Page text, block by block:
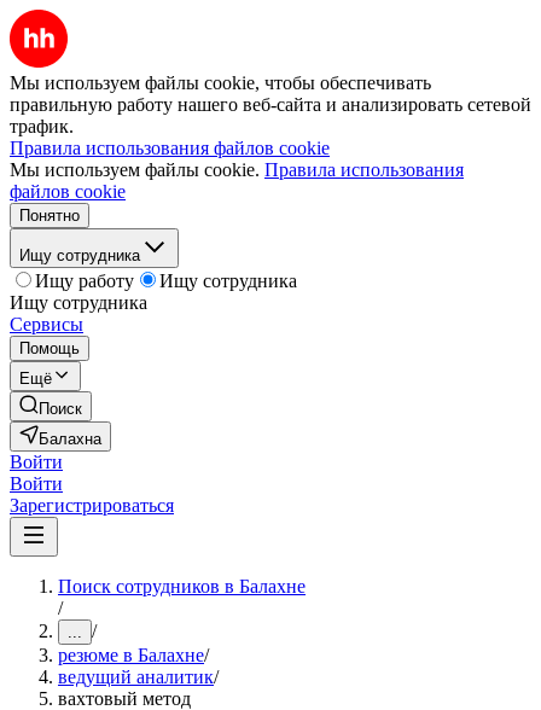
Мы используем файлы cookie, чтобы обеспечивать
правильную работу нашего веб-сайта и анализировать сетевой
трафик.
Правила использования файлов cookie
Мы используем файлы cookie. Правила использования
файлов cookie
Понятно
Ищу сотрудника
Ищу работу
Ищу сотрудника
Ищу сотрудника
Сервисы
Помощь
Ещё
Поиск
Балахна
Войти
Войти
Зарегистрироваться
Поиск сотрудников в Балахне
/
... /
резюме в Балахне/
ведущий аналитик/
вахтовый метод